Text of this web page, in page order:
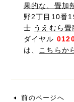
果的な、畳加
野2丁目10番
士 うえむら
ダイヤル
は、
こちらか
前のページへ